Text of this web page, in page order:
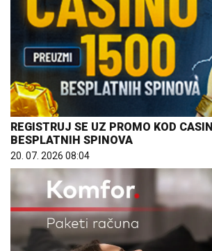
REGISTRUJ SE UZ PROMO KOD
BESPLATNIH SPINOVA
20. 07. 2026 08:04